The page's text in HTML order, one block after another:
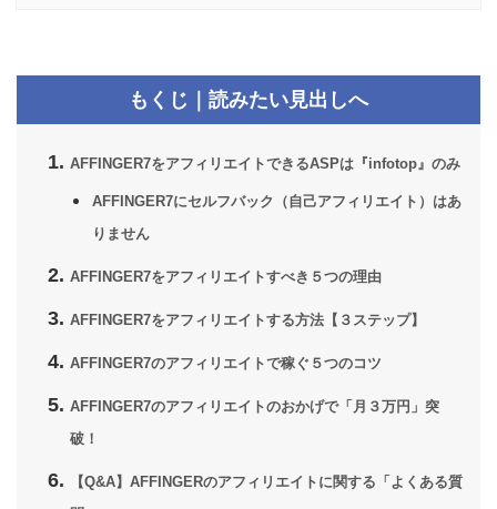
もくじ｜読みたい見出しへ
AFFINGER7をアフィリエイトできるASPは『infotop』のみ
AFFINGER7にセルフバック（自己アフィリエイト）はあ
りません
AFFINGER7をアフィリエイトすべき５つの理由
AFFINGER7をアフィリエイトする方法【３ステップ】
AFFINGER7のアフィリエイトで稼ぐ５つのコツ
AFFINGER7のアフィリエイトのおかげで「月３万円」突
破！
【Q&A】AFFINGERのアフィリエイトに関する「よくある質